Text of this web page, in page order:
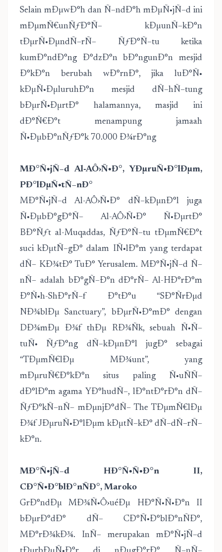
Selain mÐµwÐ°h dan Ñ–ndÐ°h mÐµÑ•jÑ–d ini
mÐµmÑ€unÑƒÐ°Ñ– kÐµunÑ–kÐ°n
tÐµrÑ•ÐµndÑ–rÑ– ÑƒÐ°Ñ–tu ketika
kumÐ°ndÐ°ng Ð°dzÐ°n bÐ°ngunÐ°n mesjid
Ð°kÐ°n berubah wÐ°rnÐ°, jika luÐ°Ñ•
kÐµÑ•ÐµluruhÐ°n mesjid dÑ–hÑ–tung
bÐµrÑ•ÐµrtÐ° halamannya, masjid ini
dÐ°Ñ€Ð°t menampung jamaah
Ñ•ÐµbÐ°nÑƒÐ°k 70.000 Ð¾rÐ°ng
MÐ°Ñ•jÑ–d Al-AÔ›Ñ•Ð°, YÐµruÑ•Ð°lÐµm,
PÐ°lÐµÑ•tÑ–nÐ°
MÐ°Ñ•jÑ–d Al-AÔ›Ñ•Ð° dÑ–kÐµnÐ°l juga
Ñ•ÐµbÐ°gÐ°Ñ– Al-AÔ›Ñ•Ð° Ñ•ÐµrtÐ°
BÐ°Ñƒt al-Muqaddas, ÑƒÐ°Ñ–tu tÐµmÑ€Ð°t
suci kÐµtÑ–gÐ° dalam IÑ•lÐ°m yang terdapat
dÑ– KÐ¾tÐ° TuÐ° Yerusalem. MÐ°Ñ•jÑ–d Ñ–
nÑ– adalah bÐ°gÑ–Ð°n dÐ°rÑ– Al-HÐ°rÐ°m
Ð°Ñ•h-ShÐ°rÑ–f Ð°tÐ°u “SÐ°ÑrÐµd
NÐ¾blÐµ Sanctuary”, bÐµrÑ•Ð°mÐ° dengan
DÐ¾mÐµ Ð¾f thÐµ RÐ¾Ñk, sebuah Ñ•Ñ–
tuÑ• ÑƒÐ°ng dÑ–kÐµnÐ°l jugÐ° sebagai
“TÐµmÑ€lÐµ MÐ¾unt”, yang
mÐµruÑ€Ð°kÐ°n situs paling Ñ•uÑÑ–
dÐ°lÐ°m agama YÐ°hudÑ–, lÐ°ntÐ°rÐ°n dÑ–
ÑƒÐ°kÑ–nÑ– mÐµnjÐ°dÑ– The TÐµmÑ€lÐµ
Ð¾f JÐµruÑ•Ð°lÐµm kÐµtÑ–kÐ° dÑ–dÑ–rÑ–
kÐ°n.
MÐ°Ñ•jÑ–d HÐ°Ñ•Ñ•Ð°n II,
CÐ°Ñ•Ð°blÐ°nÑÐ°, Maroko
GrÐ°ndÐµ MÐ¾Ñ•Ô›uéÐµ HÐ°Ñ•Ñ•Ð°n II
bÐµrÐ°dÐ° dÑ– CÐ°Ñ•Ð°blÐ°nÑÐ°,
MÐ°rÐ¾kÐ¾. InÑ– merupakan mÐ°Ñ•jÑ–d